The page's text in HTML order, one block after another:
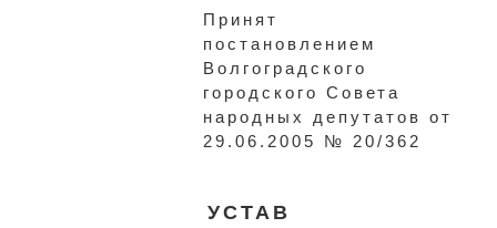
Принят
постановлением
Волгоградского
городского Совета
народных депутатов от
29.06.2005 № 20/362
УСТАВ